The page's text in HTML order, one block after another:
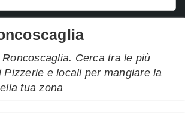
Cerca tra le più
Pizzerie e locali per mangiare la
tua zona